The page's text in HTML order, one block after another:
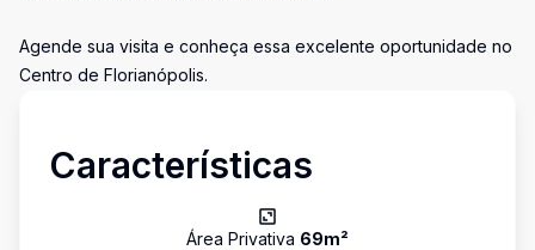
Agende sua visita e conheça essa excelente oportunidade no
Centro de Florianópolis.
Características
Área Privativa 69m²